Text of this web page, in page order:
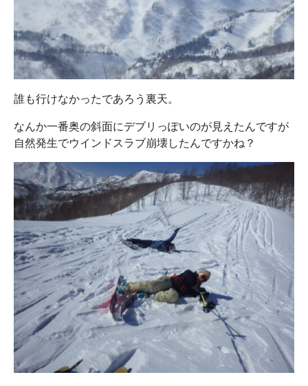
誰も行けなかったであろう裏天。
なんか一番奥の斜面にデブリっぽいのが見えたんですが
自然発生でウインドスラブ崩壊したんですかね？